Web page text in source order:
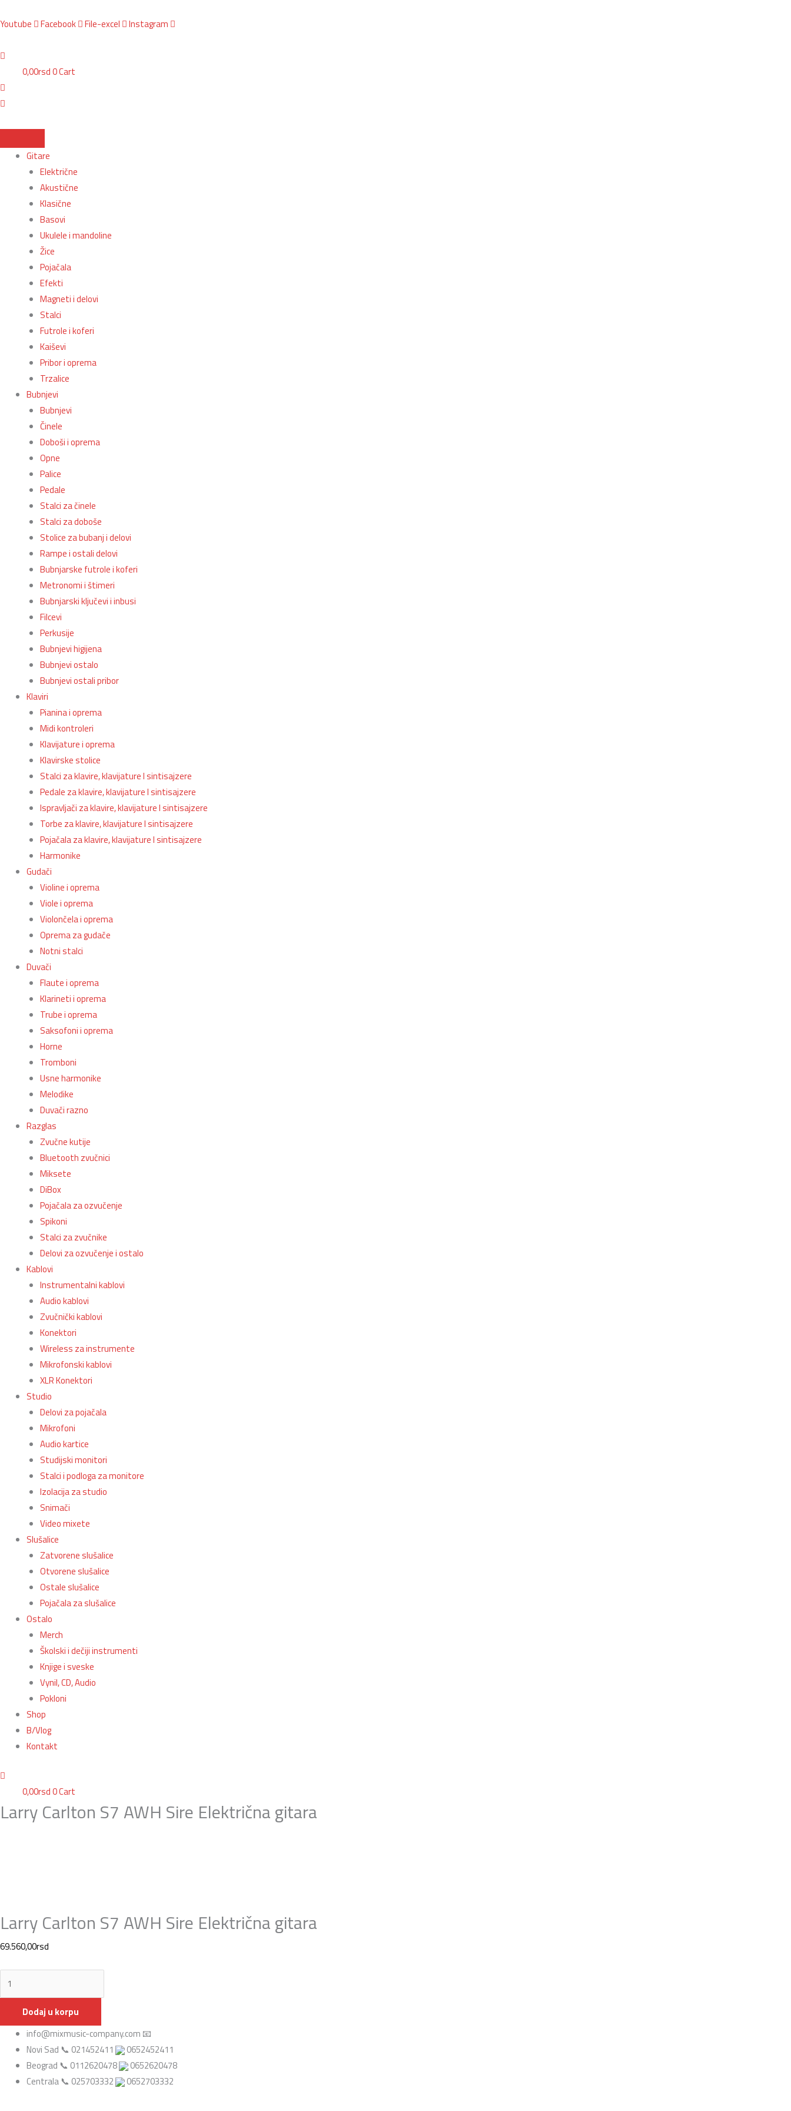
на
Youtube
Facebook File-excel Instagram
0,00rsd0Cart
Gitare
Električne
Akustične
Klasične
Basovi
Ukulele i mandoline
Žice
Pojačala
Efekti
Magneti i delovi
Stalci
Futrole i koferi
Kaiševi
Pribor i oprema
Trzalice
Bubnjevi
Bubnjevi
Činele
Doboši i oprema
Opne
Palice
Pedale
Stalci za činele
Stalci za doboše
Stolice za bubanj i delovi
Rampe i ostali delovi
Bubnjarske futrole i koferi
Metronomi i štimeri
Bubnjarski ključevi i inbusi
Filcevi
Perkusije
Bubnjevi higijena
Bubnjevi ostalo
Bubnjevi ostali pribor
Klaviri
Pianina i oprema
Midi kontroleri
Klavijature i oprema
Klavirske stolice
Stalci za klavire, klavijature I sintisajzere
Pedale za klavire, klavijature I sintisajzere
Ispravljači za klavire, klavijature I sintisajzere
Torbe za klavire, klavijature I sintisajzere
Pojačala za klavire, klavijature I sintisajzere
Harmonike
Gudači
Violine i oprema
Viole i oprema
Violončela i oprema
Oprema za gudače
Notni stalci
Duvači
Flaute i oprema
Klarineti i oprema
Trube i oprema
Saksofoni i oprema
Horne
Tromboni
Usne harmonike
Melodike
Duvači razno
Razglas
Zvučne kutije
Bluetooth zvučnici
Miksete
DiBox
Pojačala za ozvučenje
Spikoni
Stalci za zvučnike
Delovi za ozvučenje i ostalo
Kablovi
Instrumentalni kablovi
Audio kablovi
Zvučnički kablovi
Konektori
Wireless za instrumente
Mikrofonski kablovi
XLR Konektori
Studio
Delovi za pojačala
Mikrofoni
Audio kartice
Studijski monitori
Stalci i podloga za monitore
Izolacija za studio
Snimači
Video mixete
Slušalice
Zatvorene slušalice
Otvorene slušalice
Ostale slušalice
Pojačala za slušalice
Ostalo
Merch
Školski i dečiji instrumenti
Knjige i sveske
Vynil, CD, Audio
Pokloni
Shop
B/Vlog
Kontakt
0,00rsd0Cart
Larry Carlton S7 AWH Sire Električna gitara
Larry Carlton S7 AWH Sire Električna gitara
69.560,00rsd
Carlton
AWH
Električna
gitara
Dodaj u korpu
info@mixmusic-company.com 📧
Novi Sad 📞 021452411
0652452411
Beograd 📞 0112620478
0652620478
Centrala 📞 025703332
0652703332
...